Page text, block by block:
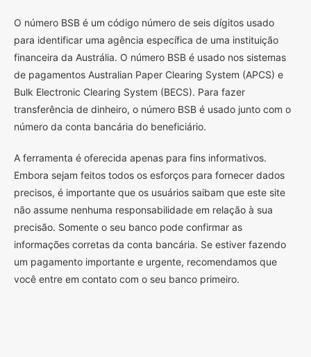
O número BSB é um código número de seis dígitos usado
para identificar uma agência específica de uma instituição
financeira da Austrália. O número BSB é usado nos sistemas
de pagamentos Australian Paper Clearing System (APCS) e
Bulk Electronic Clearing System (BECS). Para fazer
transferência de dinheiro, o número BSB é usado junto com o
número da conta bancária do beneficiário.
A ferramenta é oferecida apenas para fins informativos.
Embora sejam feitos todos os esforços para fornecer dados
precisos, é importante que os usuários saibam que este site
não assume nenhuma responsabilidade em relação à sua
precisão. Somente o seu banco pode confirmar as
informações corretas da conta bancária. Se estiver fazendo
um pagamento importante e urgente, recomendamos que
você entre em contato com o seu banco primeiro.